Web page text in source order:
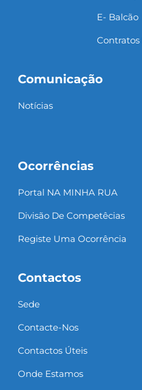
E- Balcão
Comunicação
Notícias
Ocorrências
Portal NA MINHA RUA
Divisão De Competêcias
Registe Uma Ocorrência
Contactos
Sede
Contacte-Nos
Contactos Úteis
Onde Estamos